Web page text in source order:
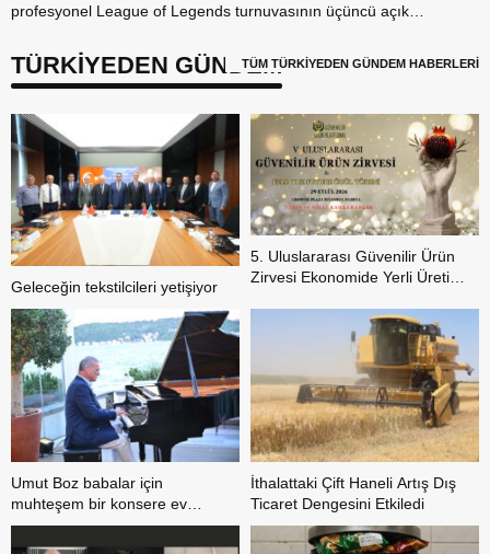
profesyonel League of Legends turnuvasının üçüncü açık
TÜRKİYEDEN GÜNDEMTÜM TÜRKİYEDEN GÜNDEM HABERLERİ
Geleceğin tekstilcileri yetişiyor
5. Uluslararası Güvenilir Ürün
Zirvesi Ekonomide Yerli Üretim
Umut Boz babalar için
muhteşem bir konsere ev
sahipliği yaptı
İthalattaki Çift Haneli Artış Dış
Ticaret Dengesini Etkiledi